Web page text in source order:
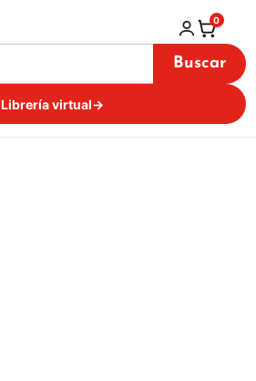
Buscar
Librería virtual→
0